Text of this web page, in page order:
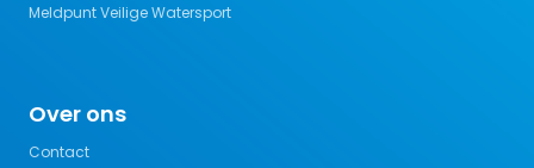
Meldpunt Veilige Watersport
Over ons
Contact